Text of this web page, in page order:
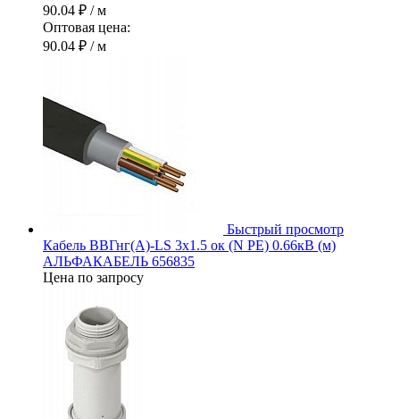
90.04 ₽ / м
Оптовая цена:
90.04 ₽ / м
Быстрый просмотр
Кабель ВВГнг(А)-LS 3х1.5 ок (N PE) 0.66кВ (м)
АЛЬФАКАБЕЛЬ 656835
Цена по запросу